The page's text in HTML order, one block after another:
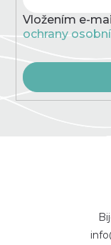
Vložením e-
ochrany